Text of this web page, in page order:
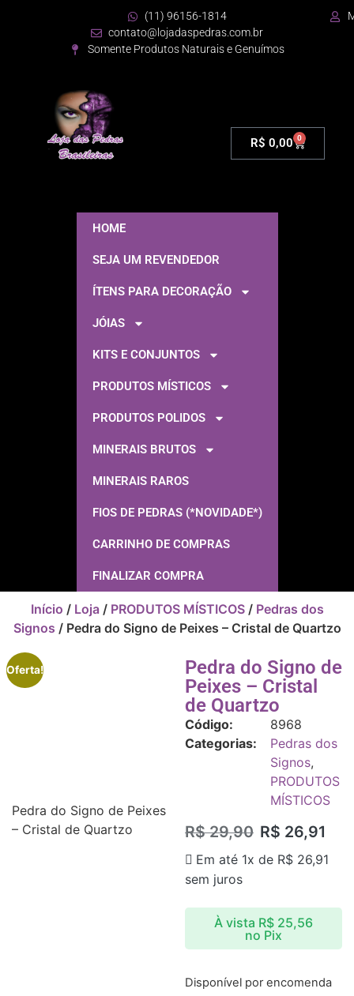
(11) 96156-1814
contato@lojadaspedras.com.br
Somente Produtos Naturais e Genuímos
R$ 0,00 0
HOME
SEJA UM REVENDEDOR
ÍTENS PARA DECORAÇÃO
JÓIAS
KITS E CONJUNTOS
PRODUTOS MÍSTICOS
PRODUTOS POLIDOS
MINERAIS BRUTOS
MINERAIS RAROS
FIOS DE PEDRAS (*NOVIDADE*)
CARRINHO DE COMPRAS
FINALIZAR COMPRA
Início / Loja/ PRODUTOS MÍSTICOS/ Pedras dos
Signos / Pedra do Signo de Peixes – Cristal de Quartzo
Oferta!
Pedra do Signo de Peixes
– Cristal de Quartzo
Pedra do Signo de
Peixes – Cristal
de Quartzo
Código:
8968
Categorias:
Pedras dos
Signos,
PRODUTOS
MÍSTICOS
R$29,90 R$ 26,91
Em até 1x de R$ 26,91
sem juros
À vista R$ 25,56
no Pix
Disponível por encomenda